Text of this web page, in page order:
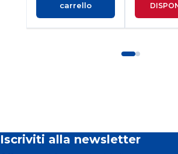
carrello
Iscriviti alla newsletter